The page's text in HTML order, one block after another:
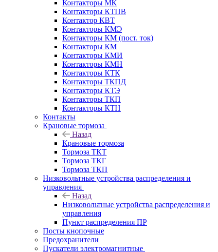
Контакторы МК
Контакторы КТПВ
Контактор КВТ
Контакторы КМЭ
Контакторы КМ (пост. ток)
Контакторы КМ
Контакторы КМИ
Контакторы КМН
Контакторы КТК
Контакторы ТКПД
Контакторы КТЭ
Контакторы ТКП
Контакторы КТН
Контакты
Крановые тормоза
Назад
Крановые тормоза
Тормоза ТКТ
Тормоза ТКГ
Тормоза ТКП
Низковольтные устройства распределения и
управления
Назад
Низковольтные устройства распределения и
управления
Пункт распределения ПР
Посты кнопочные
Предохранители
Пускатели электромагнитные